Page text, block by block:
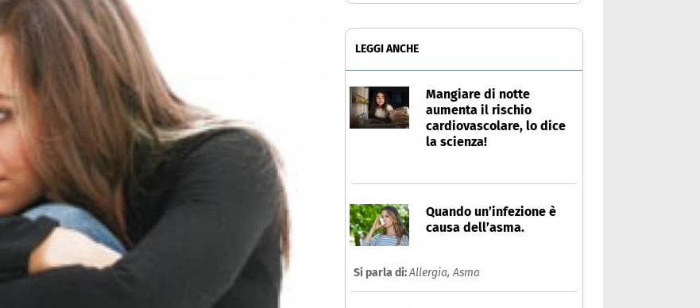
LEGGI ANCHE
Mangiare di notte
aumenta il rischio
cardiovascolare, lo dice
la scienza!
Quando un’infezione è
causa dell’asma.
Si parla di:Allergia,Asma